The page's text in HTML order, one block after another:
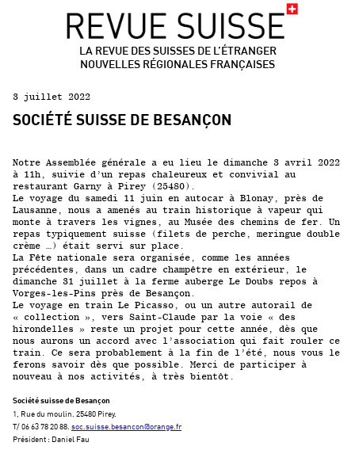
LA REVUE DES SUISSES DE L’ÉTRANGER
NOUVELLES RÉGIONALES FRANÇAISES
3 juillet 2022
SOCIÉTÉ SUISSE DE BESANÇON
Notre Assemblée générale a eu lieu le dimanche 3 avril 2022
à 11h, suivie d’un repas chaleureux et convivial au
restaurant Garny à Pirey (25480).
Le voyage du samedi 11 juin en autocar à Blonay, près de
Lausanne, nous a amenés au train historique à vapeur qui
monte à travers les vignes, au Musée des chemins de fer. Un
repas typiquement suisse (filets de perche, meringue double
crème …) était servi sur place.
La Fête nationale sera organisée, comme les années
précédentes, dans un cadre champêtre en extérieur, le
dimanche 31 juillet à la ferme auberge Le Doubs repos à
Vorges-les-Pins près de Besançon.
Le voyage en train Le Picasso, ou un autre autorail de
« collection », vers Saint-Claude par la voie « des
hirondelles » reste un projet pour cette année, dès que
nous aurons un accord avec l’association qui fait rouler ce
train. Ce sera probablement à la fin de l’été, nous vous le
ferons savoir dès que possible. Merci de participer à
nouveau à nos activités, à très bientôt.
Société suisse de Besançon
1, Rue du moulin. 25480 Pirey.
T/ 06 63 78 20 88. soc.suisse.besancon@orange.fr
Président : Daniel Fau